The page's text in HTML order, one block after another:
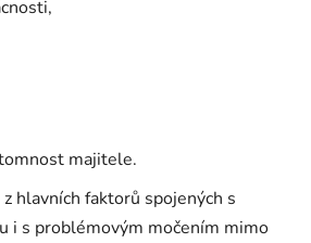
majitele.
hlavních faktorů spojených s
i s problémovým močením mimo